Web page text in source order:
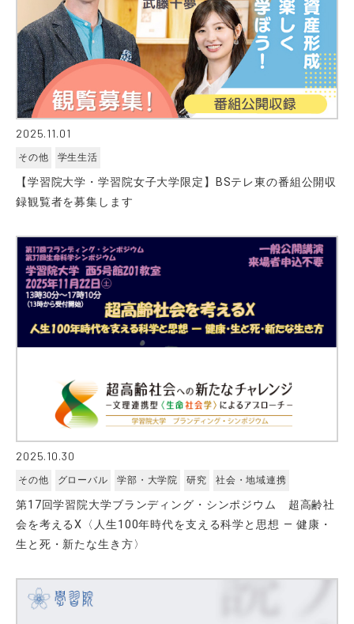
2025.11.01
その他 学生生活
【学習院大学・学習院女子大学限定】BSテレ東の番組公開収
録観覧者を募集します
2025.10.30
その他 グローバル 学部・大学院 研究 社会・地域連携
第17回学習院大学ブランディング・シンポジウム 超高齢社
会を考えるⅩ〈人生100年時代を支える科学と思想 ― 健康・
生と死・新たな生き方〉